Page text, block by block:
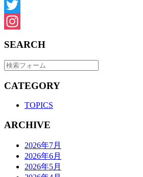
Facebook
Twitter
SEARCH
CATEGORY
TOPICS
ARCHIVE
2026年7月
2026年6月
2026年5月